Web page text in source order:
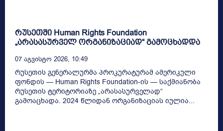
რუსეთში Human Rights Foundation
„არასასურველ ორგანიზაციად“ გამოცხადდა
07 Აგვისტო 2026, 10:49
რუსეთის გენერალურმა პროკურატურამ ამერიკული
ფონდის — Human Rights Foundation-ის — საქმიანობა
რუსეთის ტერიტორიაზე „არასასურველად“
გამოაცხადა. 2024 წლიდან ორგანიზაციას იულია...